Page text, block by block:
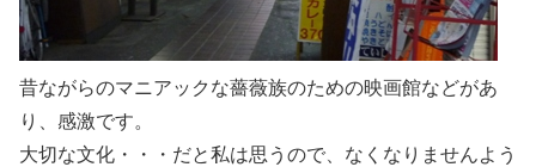
昔ながらのマニアックな薔薇族のための映画館などがあ
り、感激です。
大切な文化・・・だと私は思うので、なくなりませんよう